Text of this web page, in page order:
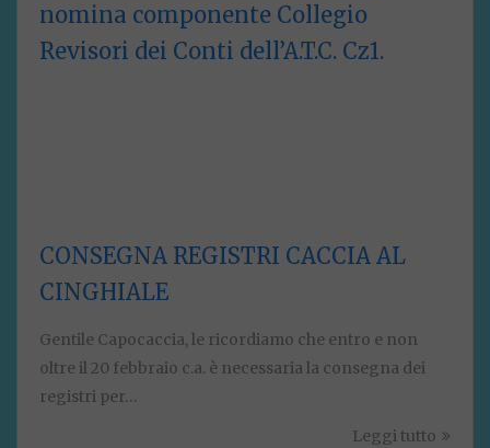
nomina componente Collegio
Revisori dei Conti dell’A.T.C. Cz1.
CONSEGNA REGISTRI CACCIA AL
CINGHIALE
Gentile Capocaccia, le ricordiamo che entro e non
oltre il 20 febbraio c.a. è necessaria la consegna dei
registri per…
Leggi tutto